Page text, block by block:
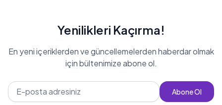
Yenilikleri Kaçırma!
En yeni içeriklerden ve güncellemelerden haberdar olmak
için bültenimize abone ol.
Abone Ol